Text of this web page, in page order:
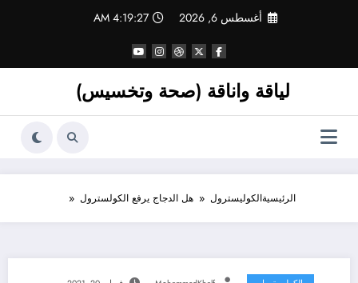
أغسطس 6, 2026 4:19:28 AM
لياقة واناقة (صحة وتخسيس)
الرئيسيةالكوليسترول هل الدجاج يرفع الكولسترول